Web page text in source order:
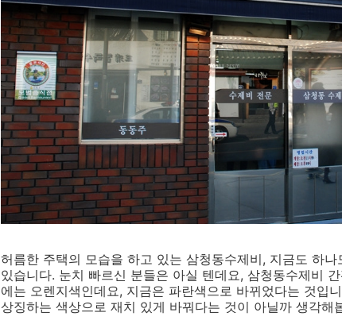
허름한 주택의 모습을 하고 있는 삼청동수제비, 지금도 하
있습니다. 눈치 빠르신 분들은 아실 텐데요, 삼청동수제비 간
에는 오렌지색인데요, 지금은 파란색으로 바뀌었다는 것입
상징하는 색상으로 재치 있게 바꿔다는 것이 아닐까 생각해